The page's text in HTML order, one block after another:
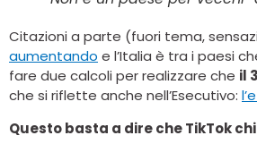
Citazioni a parte (fuori tema,
aumentando e l’Italia è tra i paesi
fare due calcoli per realizzare che il
che si riflette anche nell’Esecutivo:
Questo basta a dire che TikTok